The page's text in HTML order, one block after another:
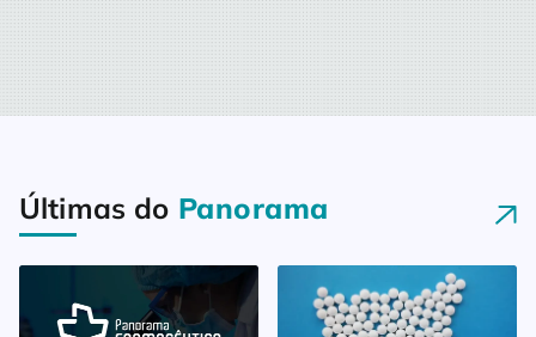
Últimas do Panorama